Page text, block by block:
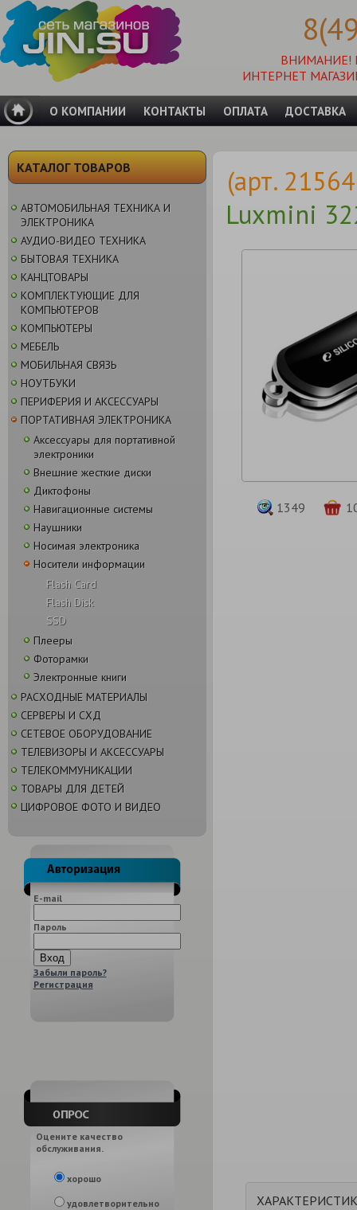
ВНИМАНИЕ!
ИНТЕРНЕТ
О КОМПАНИИ КОНТАКТЫ ОПЛАТА ДОСТАВКА
КАТАЛОГ ТОВАРОВ
АВТОМОБИЛЬНАЯ ТЕХНИКА И
ЭЛЕКТРОНИКА
АУДИО-ВИДЕО ТЕХНИКА
БЫТОВАЯ ТЕХНИКА
КАНЦТОВАРЫ
КОМПЛЕКТУЮЩИЕ ДЛЯ
КОМПЬЮТЕРОВ
КОМПЬЮТЕРЫ
МЕБЕЛЬ
МОБИЛЬНАЯ СВЯЗЬ
НОУТБУКИ
ПЕРИФЕРИЯ И АКСЕССУАРЫ
ПОРТАТИВНАЯ ЭЛЕКТРОНИКА
Аксессуары для портативной
электроники
Внешние жесткие диски
Диктофоны
Навигационные системы
Наушники
Носимая электроника
Носители информации
Flash Card
Flash Disk
SSD
Плееры
Фоторамки
Электронные книги
РАСХОДНЫЕ МАТЕРИАЛЫ
СЕРВЕРЫ И СХД
СЕТЕВОЕ ОБОРУДОВАНИЕ
ТЕЛЕВИЗОРЫ И АКСЕССУАРЫ
ТЕЛЕКОММУНИКАЦИИ
ТОВАРЫ ДЛЯ ДЕТЕЙ
ЦИФРОВОЕ ФОТО И ВИДЕО
E-mail
Пароль
Забыли пароль?
Регистрация
Оцените качество
обслуживания.
хорошо
удовлетворительно
(арт.
Luxmini
1349